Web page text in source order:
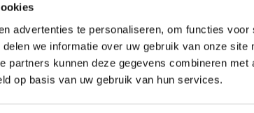
advertenties te personaliseren, om functies voor
we informatie over uw gebruik van onze site
partners kunnen deze gegevens combineren met
op basis van uw gebruik van hun services.
of keramische
kookplaat (Hmin-
kookplaat (Hmin-
Bediening
Kleur